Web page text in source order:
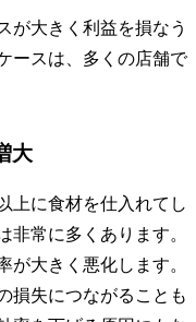
が大きく利益を損なう
ースは、多くの店舗で
大
上に食材を仕入れてし
非常に多くあります。
が大きく悪化します。
損失につながることも